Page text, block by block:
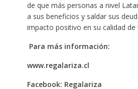
de que más personas a nivel
a sus beneficios y saldar sus
impacto positivo en su calidad de
Para más información:
www.regalariza.cl
Facebook: Regalariza